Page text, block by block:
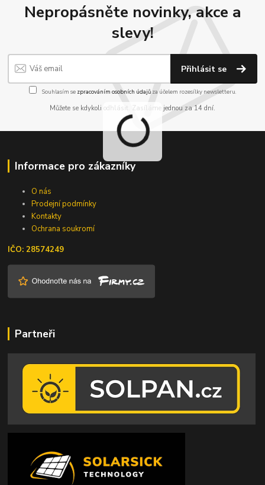
Nepropásněte novinky, akce a
slevy!
Přihlásit se
Souhlasím se zpracováním osobních údajůza účelem rozesílky newsletteru.
Můžete se kdykoli odhlásit. Zasíláme jednou za 14 dní.
Informace pro zákazníky
O nás
Prodejní podmínky
Kontakty
Ochrana soukromí
IČO: 28574249
Partneři